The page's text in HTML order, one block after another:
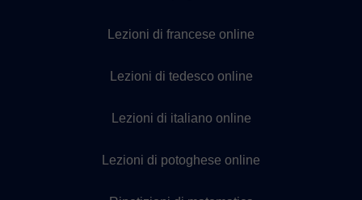
Lezioni di francese online
Lezioni di tedesco online
Lezioni di italiano online
Lezioni di potoghese online